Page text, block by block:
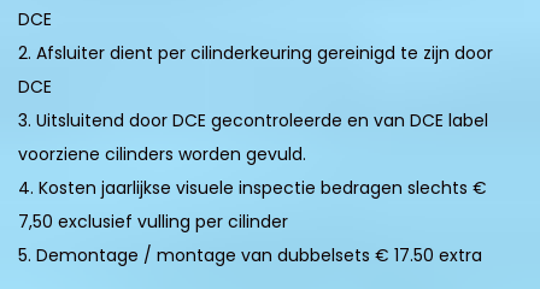
DCE
2. Afsluiter dient per cilinderkeuring gereinigd te zijn door
DCE
3. Uitsluitend door DCE gecontroleerde en van DCE label
voorziene cilinders worden gevuld.
4. Kosten jaarlijkse visuele inspectie bedragen slechts €
7,50 exclusief vulling per cilinder
5. Demontage / montage van dubbelsets € 17.50 extra